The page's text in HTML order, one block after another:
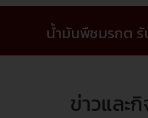
น้ำมันพืชมรกต รั
ข่าวและ